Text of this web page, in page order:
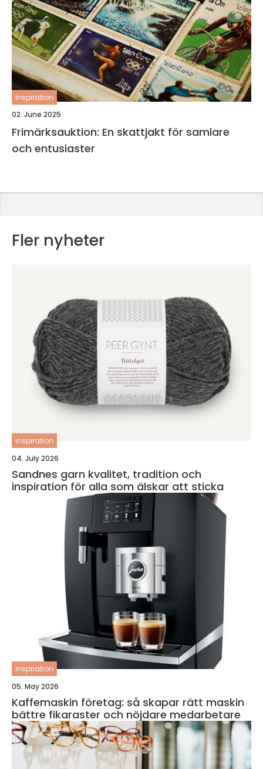
inspiration
02. June 2025
Frimärksauktion: En skattjakt för samlare
och entusiaster
Fler nyheter
inspiration
04. July 2026
Sandnes garn kvalitet, tradition och
inspiration för alla som älskar att sticka
inspiration
05. May 2026
Kaffemaskin företag: så skapar rätt maskin
bättre fikaraster och nöjdare medarbetare